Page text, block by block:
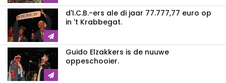
d'I.C.B.-ers ale di jaar 77.777,77 euro op
in 't Krabbegat.
Guido Elzakkers is de nuuwe
oppeschooier.